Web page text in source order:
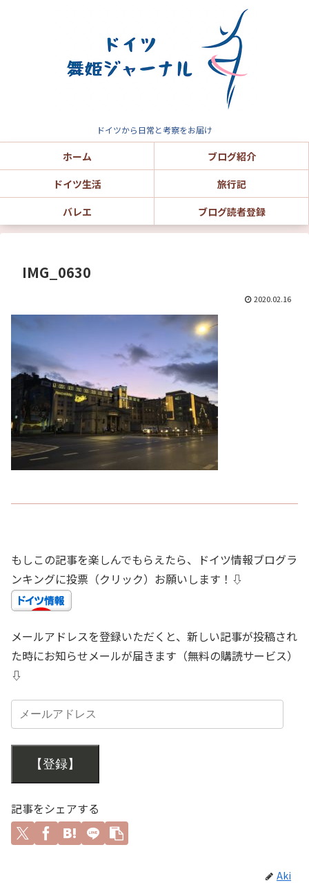
ドイツから日常と考察をお届け
ホーム
ブログ紹介
ドイツ生活
旅行記
バレエ
ブログ読者登録
IMG_0630
2020.02.16
もしこの記事を楽しんでもらえたら、ドイツ情報ブログラ
ンキングに投票（クリック）お願いします！⇩
メールアドレスを登録いただくと、新しい記事が投稿され
た時にお知らせメールが届きます（無料の購読サービス）
⇩
【登録】
記事をシェアする
Aki